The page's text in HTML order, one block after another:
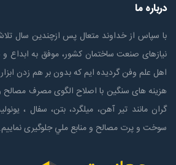
درباره ما
با سپاس از خداوند متعال پس ازچندين سال
نیازهای صنعت ساختمان كشور، موفق به ابداع و
اهل علم وفن گردیده ایم که بدون بر هم زدن
هزینه های سنگین با اصلاح الگوی مصرف
گران مانند تیر آهن، میلگرد، بتن، سفال ،
سوخت و پرت مصالح و منابع ملي جلوگیری نماییم.